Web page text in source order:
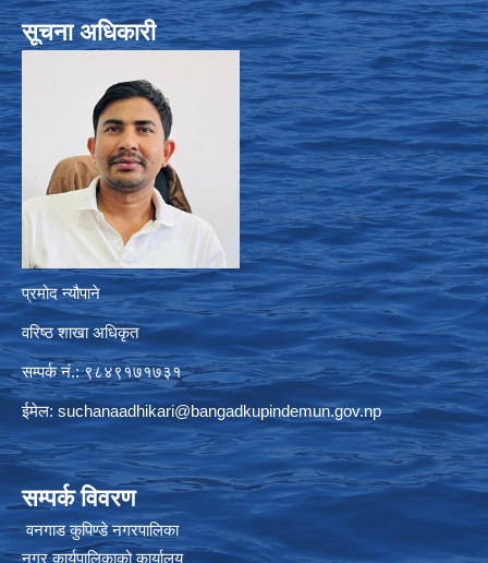
सूचना अधिकारी
प्रमोद न्यौपाने
वरिष्ठ शाखा अधिकृत
सम्पर्क नं.: ९८४९१७१७३१
ईमेल: suchanaadhikari@bangadkupindemun.gov.np
सम्पर्क विवरण
वनगाड कुपिण्डे नगरपालिका
नगर कार्यपालिकाको कार्यालय